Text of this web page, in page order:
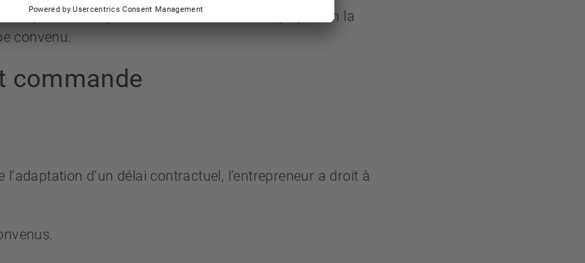
à la production (Office fédéral de la statistique) selon la
convenu.
commande
d’un délai contractuel, l’entrepreneur a droit à